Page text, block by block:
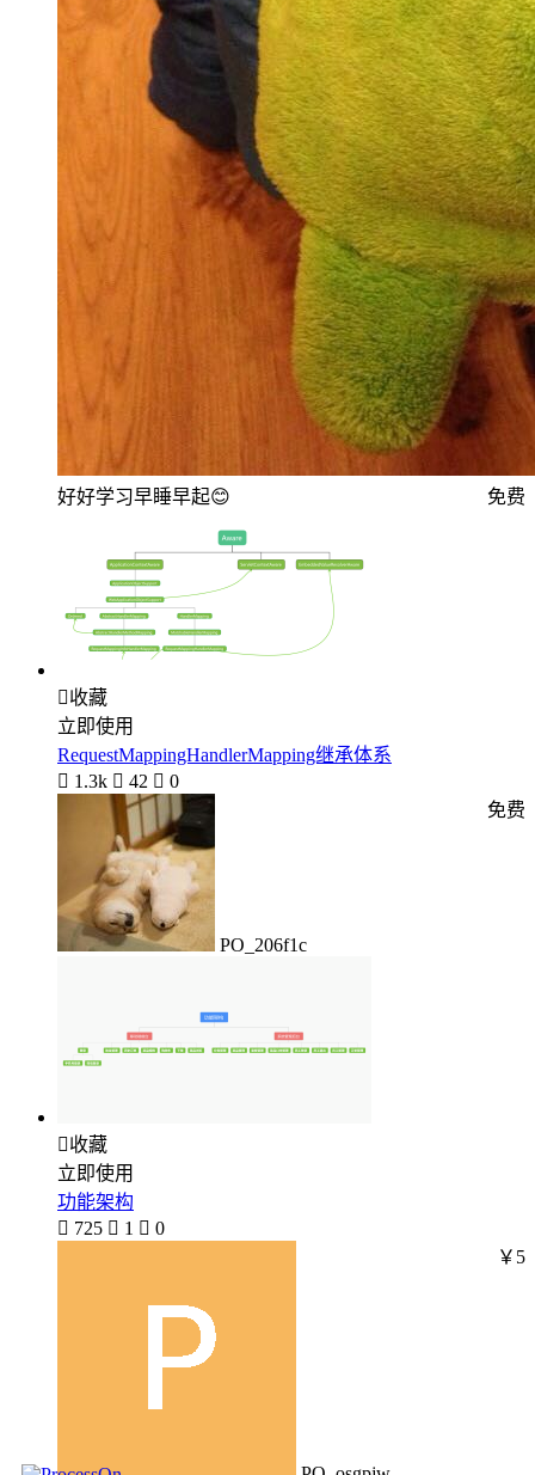
好好学习早睡早起😊 免费
收藏
立即使用
RequestMappingHandlerMapping继承体系
 1.3k  42  0
PO_206f1c
免费
收藏
立即使用
功能架构
 725  1  0
￥5